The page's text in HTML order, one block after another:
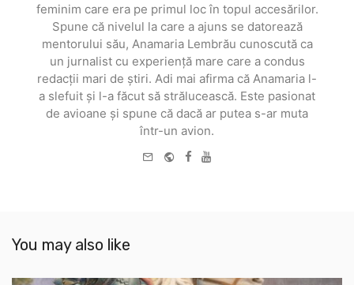
feminim care era pe primul loc în topul accesărilor.
Spune că nivelul la care a ajuns se datorează
mentorului său, Anamaria Lembrău cunoscută ca
un jurnalist cu experiență mare care a condus
redacții mari de știri. Adi mai afirma că Anamaria l-
a slefuit și l-a făcut să strălucească. Este pasionat
de avioane și spune că dacă ar putea s-ar muta
într-un avion.
e-
WebsiteFacebook
You may also like